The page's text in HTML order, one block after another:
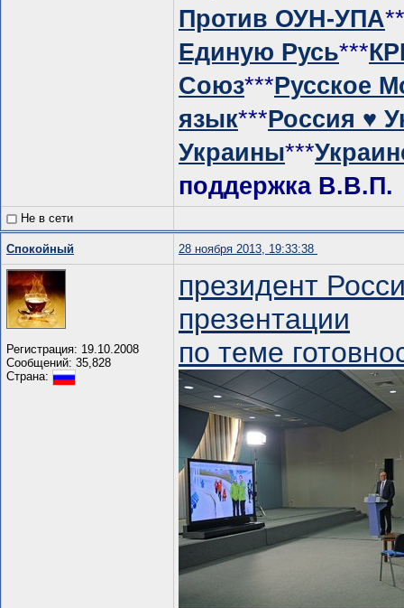
Против ОУН-УПА
Единую Русь***
Союз***Русское
язык***Россия ♥
Украины***
поддержка В.В.П.
Не в сети
Спокойный 28 ноября 2013, 19:33:38
Регистрация: 19.10.2008
Сообщений: 35,828
Страна:
президент
презентации
по теме